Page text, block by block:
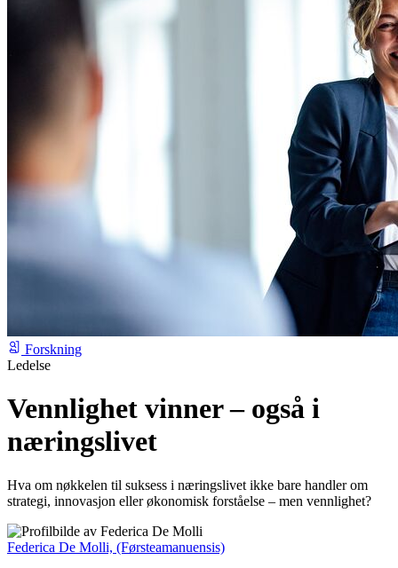
Forskning
Ledelse
Vennlighet vinner – også i
næringslivet
Hva om nøkkelen til suksess i næringslivet ikke bare handler om
strategi, innovasjon eller økonomisk forståelse – men vennlighet?
Federica De Molli, (Førsteamanuensis)